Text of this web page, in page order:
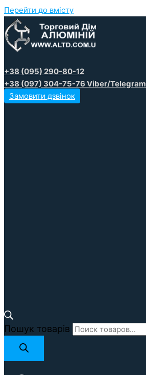
Перейти до вмісту
+38 (095) 290-80-12
+38 (097) 304-75-76 Viber/Telegram
Замовити дзвінок
Пошук товарів